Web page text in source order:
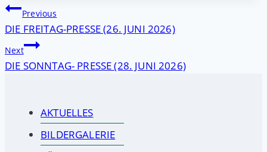
Beitragsnavigation
Previous
DIE FREITAG-PRESSE (26. JUNI 2026)
Next
DIE SONNTAG- PRESSE (28. JUNI 2026)
AKTUELLES
BILDERGALERIE